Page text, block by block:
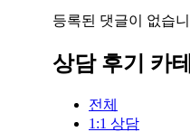
등록된 댓글이 없습
상담 후기 카
전체
1:1 상담